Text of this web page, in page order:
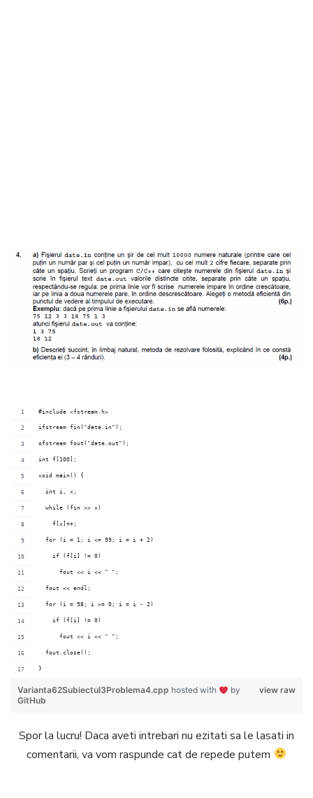
#include <fstream.h>
ifstream fin("date.in");
ofstream fout("date.out");
int f[100];
void main() {
  int i, x;
  while (fin >> x)
    f[x]++;
  for (i = 1; i <= 99; i = i + 2)
    if (f[i] != 0)
      fout << i << " ";
  fout << endl;
  for (i = 98; i >= 0; i = i - 2)
    if (f[i] != 0)
      fout << i << " ";
  fout.close();
}
view raw
Varianta62Subiectul3Problema4.cpp hosted with
by
GitHub
Spor la lucru! Daca aveti intrebari nu ezitati sa le lasati in
comentarii, va vom raspunde cat de repede putem